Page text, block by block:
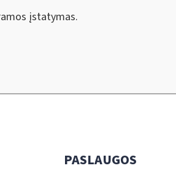
įstatymas.
PASLAUGOS